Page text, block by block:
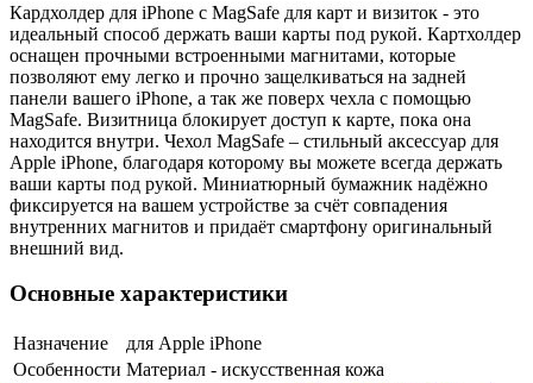
Кардхолдер для iPhone с MagSafe для карт и визиток - это
идеальный способ держать ваши карты под рукой. Картхолдер
оснащен прочными встроенными магнитами, которые
позволяют ему легко и прочно защелкиваться на задней
панели вашего iPhone, а так же поверх чехла с помощью
MagSafe. Визитница блокирует доступ к карте, пока она
находится внутри. Чехол MagSafe – стильный аксессуар для
Apple iPhone, благодаря которому вы можете всегда держать
ваши карты под рукой. Миниатюрный бумажник надёжно
фиксируется на вашем устройстве за счёт совпадения
внутренних магнитов и придаёт смартфону оригинальный
внешний вид.
Основные характеристики
Назначение
для Apple iPhone
Особенности Материал - искусственная кожа